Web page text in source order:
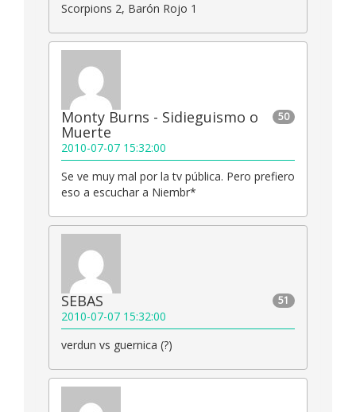
Scorpions 2, Barón Rojo 1
50
Monty Burns - Sidieguismo o
Muerte
2010-07-07 15:32:00
Se ve muy mal por la tv pública. Pero prefiero
eso a escuchar a Niembr*
51
SEBAS
2010-07-07 15:32:00
verdun vs guernica (?)